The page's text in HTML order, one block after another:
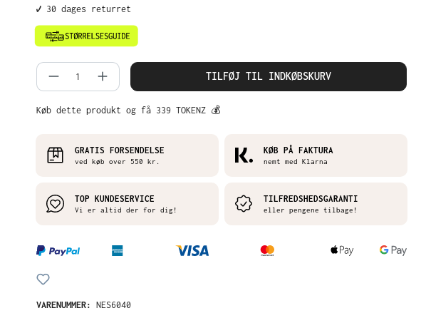
✔️ 30 dages returret
Produktmængde: Indtast det ønskede beløb,
TILFØJ TIL INDKØBSKURV
Køb dette produkt og få 339 TOKENZ 💰
GRATIS FORSENDELSE
ved køb over 550 kr.
KØB PÅ FAKTURA
nemt med Klarna
TOP KUNDESERVICE
Vi er altid der for dig!
TILFREDSHEDSGARANTI
eller pengene tilbage!
VARENUMMER: NES6040